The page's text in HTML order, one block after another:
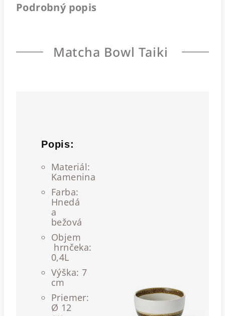
Podrobný popis
Matcha Bowl Taiki
Popis:
Materiál:
Kamenina
Farba:
Hnedá
a
bežová
Objem
hrnčeka:
0,4L
Výška: 7
cm
Priemer:
Ø 12